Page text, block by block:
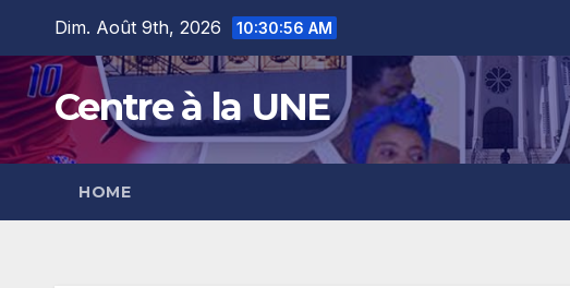
content
content
Dim. Août 9th, 2026 10:30:57 AM
Centre à la UNE
HOME